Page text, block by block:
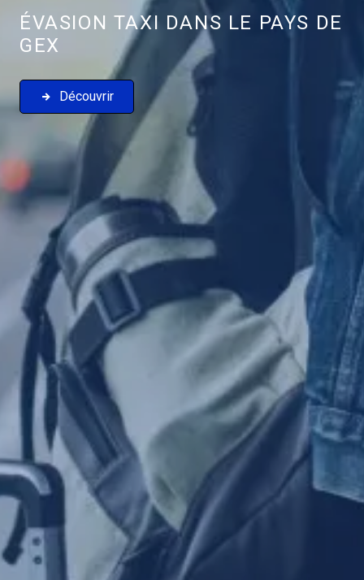
ÉVASION TAXI DANS LE PAYS DE
GEX
Découvrir